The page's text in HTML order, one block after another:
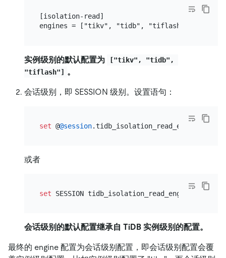
[isolation-read]
实例级别的默认配置为
["tikv", "tidb",
"tiflash"]
。
会话级别，即 SESSION 级别。设置语句：
set @@session.tidb_isolation_read_engines =
或者
set SESSION tidb_isolation_read_engines
会话级别的默认配置继承自 TiDB 实例级别的配置。
最终的 engine 配置为会话级别配置，即会话级别配置会覆